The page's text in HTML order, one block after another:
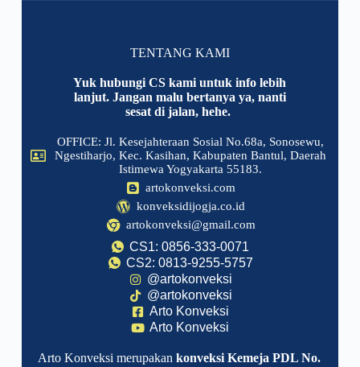
TENTANG KAMI
Yuk hubungi CS kami untuk info lebih
lanjut. Jangan malu bertanya ya, nanti
sesat di jalan, hehe.
OFFICE: Jl. Kesejahteraan Sosial No.68a, Sonosewu,
Ngestiharjo, Kec. Kasihan, Kabupaten Bantul, Daerah
Istimewa Yogyakarta 55183.
artokonveksi.com
konveksidijogja.co.id
artokonveksi@gmail.com
CS1: 0856-333-0071
CS2: 0813-9255-5757
@artokonveksi
@artokonveksi
Arto Konveksi
Arto Konveksi
Arto Konveksi merupakan konveksi Kemeja PDL No.